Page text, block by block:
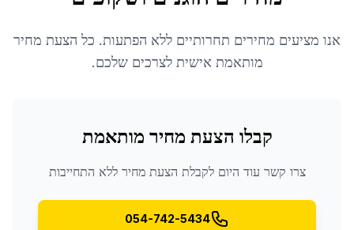
אנו מציעים מחירים תחרותיים ללא הפתעות. כל הצעת מחיר
מותאמת אישית לצרכים שלכם.
קבלו הצעת מחיר מותאמת
צרו קשר עוד היום לקבלת הצעת מחיר ללא התחייבות
054-742-5434